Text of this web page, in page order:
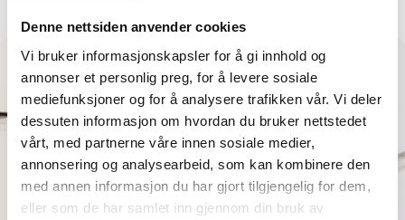
Denne nettsiden anvender cookies
Vi bruker informasjonskapsler for å gi innhold og
annonser et personlig preg, for å levere sosiale
mediefunksjoner og for å analysere trafikken vår. Vi deler
dessuten informasjon om hvordan du bruker nettstedet
vårt, med partnerne våre innen sosiale medier,
annonsering og analysearbeid, som kan kombinere den
med annen informasjon du har gjort tilgjengelig for dem,
eller som de har samlet inn gjennom din bruk av